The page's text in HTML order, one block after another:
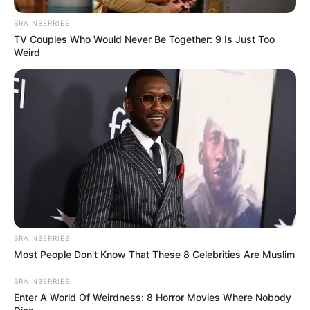
οικονομικές δραστηριότητες που αφορούν
σημαντικές και κοινωνικά κρίσιμες υποδομές
στους τομείς της υγείας, των μεταφορών και
της κοινής ωφέλειας (π.χ. υγειονομικές
μονάδες, ύδρευση, ηλεκτρισμός, αεροπορικές
μεταφορές, handling, θαλάσσιες, χερσαίες και
σιδηροδρομικές μεταφορές), υπό την
προϋπόθεση της λήψης των λοιπών τεχνικών
και οργανωτικών μέτρων της υπ’ αριθμ.
34666/03.06.2024 εγκυκλίου «Πρόληψη της
θερμικής καταπόνησης των εργαζομένων»
(ΑΔΑ: ΡΓ1Ν46ΝΛΔΓ-ΩΟ6),
συμπεριλαμβανομένης της οργάνωσης του
BRAINBERRIES
TV Couples Who Would Never Be Together: 9 Is Just Too
Weird
BRAINBERRIES
Most People Don't Know That These 8 Celebrities Are Muslim
BRAINBERRIES
Enter A World Of Weirdness: 8 Horror Movies Where Nobody